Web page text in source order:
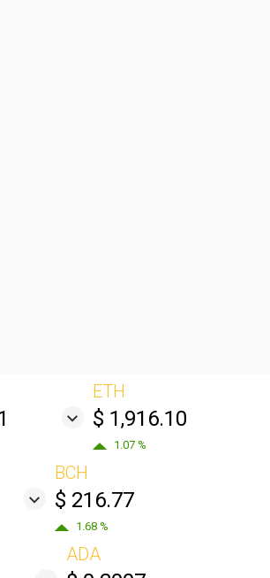
ETH
$ 1,916.10
1.07 %
BCH
$ 216.77
1.68 %
ADA